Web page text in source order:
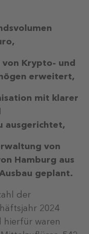
Krypto- und
erweitert,
mit klarer
ausgerichtet,
von
Hamburg aus
geplant.
der
2024
hierfür waren